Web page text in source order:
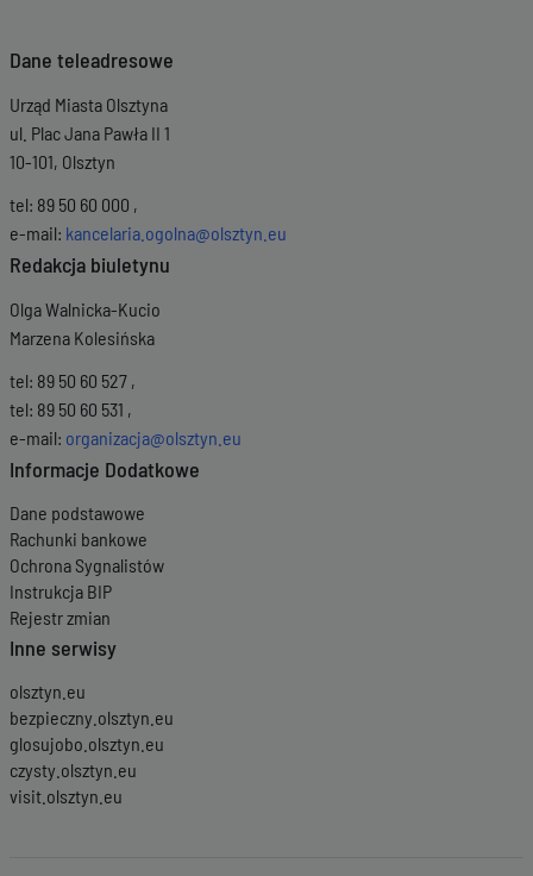
Dane teleadresowe
Urząd Miasta Olsztyna
ul. Plac Jana Pawła II 1
10-101, Olsztyn
tel: 89 50 60 000 ,
e-mail: kancelaria.ogolna@olsztyn.eu
Redakcja biuletynu
Olga Walnicka-Kucio
Marzena Kolesińska
tel: 89 50 60 527 ,
tel: 89 50 60 531 ,
e-mail: organizacja@olsztyn.eu
Informacje Dodatkowe
Dane podstawowe
Rachunki bankowe
Ochrona Sygnalistów
Instrukcja BIP
Rejestr zmian
Inne serwisy
olsztyn.eu
bezpieczny.olsztyn.eu
glosujobo.olsztyn.eu
czysty.olsztyn.eu
visit.olsztyn.eu